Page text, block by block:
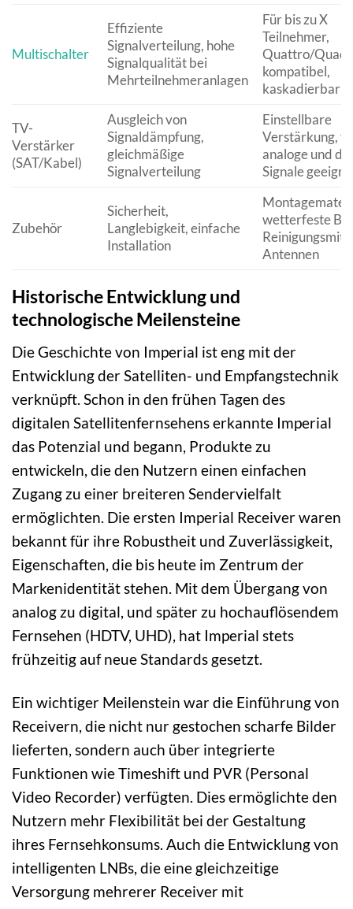
Multischalter
Effiziente
Signalverteilung, hohe
Signalqualität bei
Mehrteilnehmeranlagen
Für bis zu X
Teilnehmer,
Quattro/Quad
kompatibel,
kaskadierbar
TV-
Verstärker
(SAT/Kabel)
Ausgleich von
Signaldämpfung,
gleichmäßige
Signalverteilung
Einstellbare
Verstärkung,
analoge und
Signale
Zubehör
Sicherheit,
Langlebigkeit, einfache
Installation
wetterfeste
Antennen
Historische Entwicklung und
technologische Meilensteine
Die Geschichte von Imperial ist eng mit der
Entwicklung der Satelliten- und Empfangstechnik
verknüpft. Schon in den frühen Tagen des
digitalen Satellitenfernsehens erkannte Imperial
das Potenzial und begann, Produkte zu
entwickeln, die den Nutzern einen einfachen
Zugang zu einer breiteren Sendervielfalt
ermöglichten. Die ersten Imperial Receiver waren
bekannt für ihre Robustheit und Zuverlässigkeit,
Eigenschaften, die bis heute im Zentrum der
Markenidentität stehen. Mit dem Übergang von
analog zu digital, und später zu hochauflösendem
Fernsehen (HDTV, UHD), hat Imperial stets
frühzeitig auf neue Standards gesetzt.
Ein wichtiger Meilenstein war die Einführung von
Receivern, die nicht nur gestochen scharfe Bilder
lieferten, sondern auch über integrierte
Funktionen wie Timeshift und PVR (Personal
Video Recorder) verfügten. Dies ermöglichte den
Nutzern mehr Flexibilität bei der Gestaltung
ihres Fernsehkonsums. Auch die Entwicklung von
intelligenten LNBs, die eine gleichzeitige
Versorgung mehrerer Receiver mit